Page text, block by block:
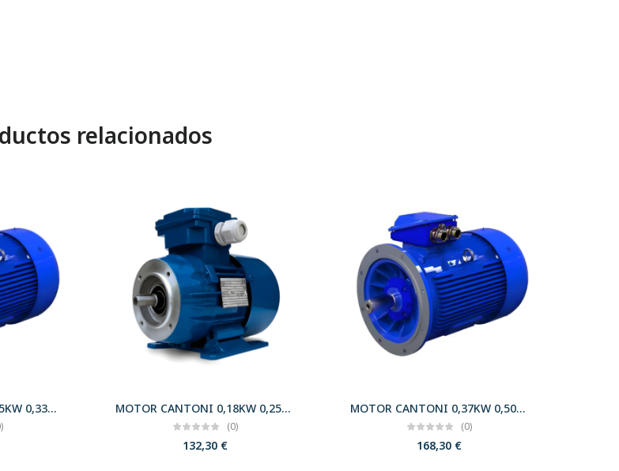
relacionados
MOTOR CANTONI 0,25KW 0,33CV 3000 B5 T63 230/400 IE2 MOTOR CANTONI 0,18KW 0,25CV 3000 B34 T63 230/400 IE2
(0)
132,30 €
MOTOR CANTONI 0,37KW 0,50CV 3000 B5 T71 230/400 IE2
(0)
168,30 €